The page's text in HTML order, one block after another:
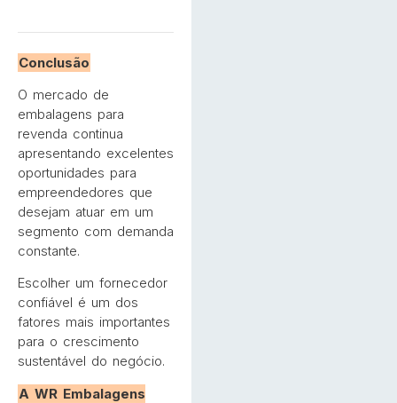
Conclusão
O mercado de
embalagens para
revenda continua
apresentando excelentes
oportunidades para
empreendedores que
desejam atuar em um
segmento com demanda
constante.
Escolher um fornecedor
confiável é um dos
fatores mais importantes
para o crescimento
sustentável do negócio.
A WR Embalagens